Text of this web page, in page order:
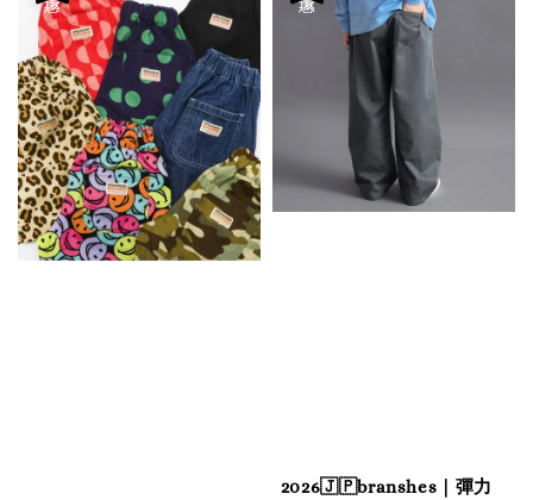
2026🇯🇵branshes｜彈力